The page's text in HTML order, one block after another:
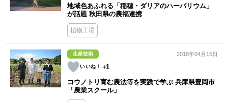
地域色あふれる「稲穂・ダリアのハーバリウム」
が話題 秋田県の農福連携
植物工場
生産技術
+1
2018年04月15日
コウノトリ育む農法等を実践で学ぶ 兵庫県豊岡市
「農業スクール」